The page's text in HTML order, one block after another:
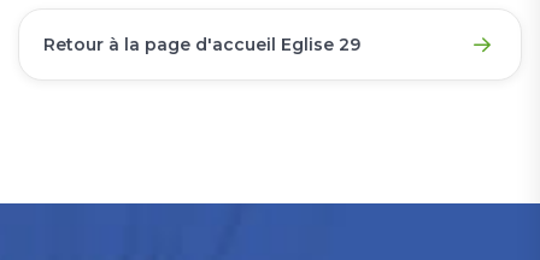
Retour à la page d'accueil Eglise 29